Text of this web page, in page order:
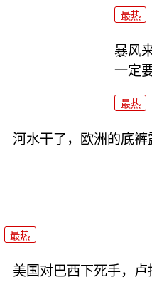
最热
暴风
一定
最热
河水干了，欧洲的底裤
最热
美国对巴西下死手，